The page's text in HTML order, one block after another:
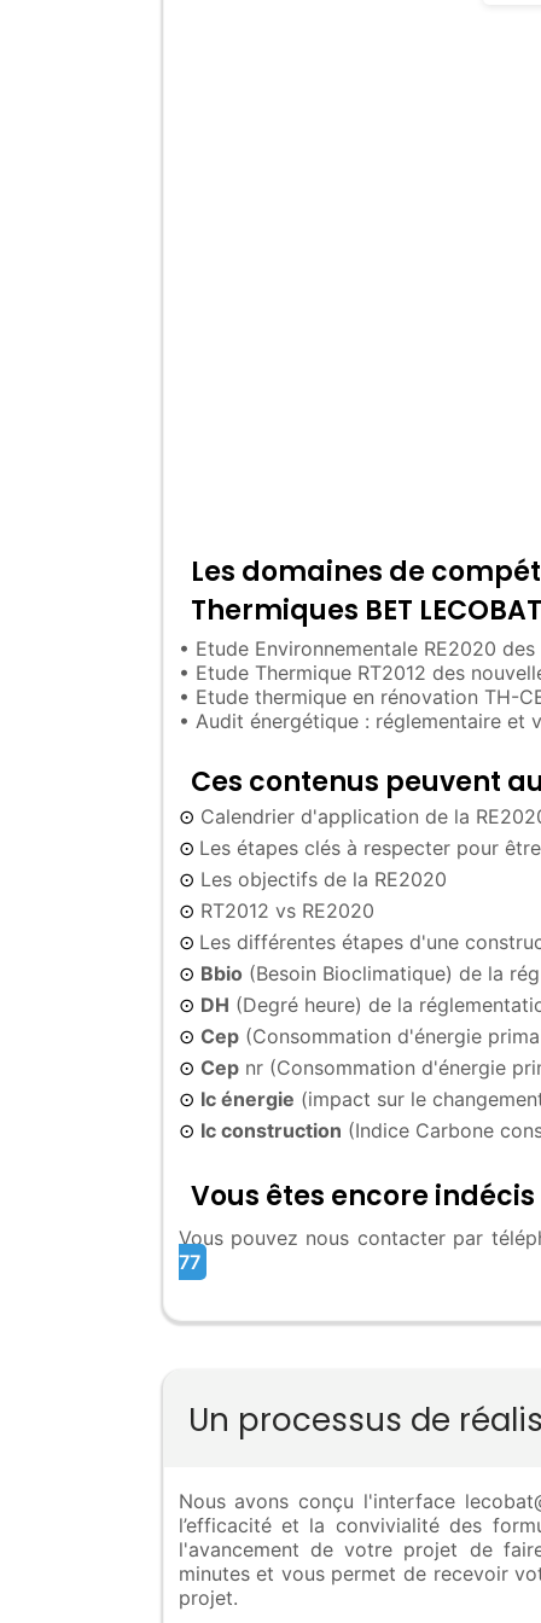
Les domaines de
Thermiques BET
• Etude Environnementale RE2020
• Etude Thermique RT2012 des
• Etude thermique en rénovation TH-
• Audit énergétique : réglementaire et
Ces contenus peuvent
⊙ Calendrier d'application de la
⊙ Les étapes clés à respecter pour
⊙ Les objectifs de la RE2020
⊙ RT2012 vs RE2020
⊙ Les différentes étapes d'une
⊙ Bbio (Besoin Bioclimatique) de la
⊙ DH (Degré heure) de la
⊙ Cep(Consommation d'énergie
⊙ Cepnr (Consommation d'énergie
⊙ Ic énergie (impact sur le
⊙ Ic construction (Indice Carbone
Vous êtes encore indécis
Vous pouvez nous contacter par
77
Un processus de
Nous avons conçu l'interface
l’efficacité et la convivialité des
l'avancement de votre projet de
minutes et vous permet de recevoir
projet.